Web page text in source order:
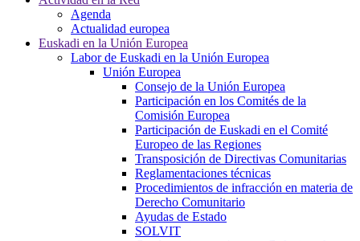
Agenda
Actualidad europea
Euskadi en la Unión Europea
Labor de Euskadi en la Unión Europea
Unión Europea
Consejo de la Unión Europea
Participación en los Comités de la
Comisión Europea
Participación de Euskadi en el Comité
Europeo de las Regiones
Transposición de Directivas Comunitarias
Reglamentaciones técnicas
Procedimientos de infracción en materia de
Derecho Comunitario
Ayudas de Estado
SOLVIT